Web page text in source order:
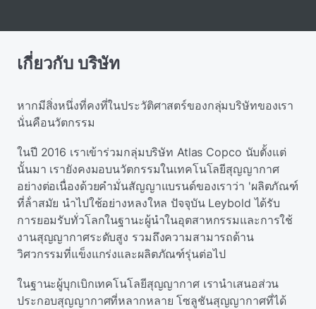
เกี่ยวกับ บริษัท
หากมีสิ่งหนึ่งที่คงที่ในประวัติศาสตร์ของกลุ่มบริษัทของเรา
นั่นคือนวัตกรรม
ในปี 2016 เราเข้าร่วมกลุ่มบริษัท Atlas Copco นับตั้งแต่
นั้นมา เรายังคงมอบนวัตกรรมในเทคโนโลยีสุญญากาศ
อย่างต่อเนื่องด้วยคํามั่นสัญญาแบรนด์ของเราว่า 'ผลิตภัณฑ์
ที่ล้ําสมัย นําไปใช้อย่างหลงใหล ปัจจุบัน Leybold ได้รับ
การยอมรับทั่วโลกในฐานะผู้นําในอุตสาหกรรมและการใช้
งานสุญญากาศระดับสูง รวมถึงความสามารถด้าน
วิศวกรรมที่แข็งแกร่งและผลิตภัณฑ์รุ่นต่อไป
ในฐานะผู้บุกเบิกเทคโนโลยีสุญญากาศ เรานําเสนอส่วน
ประกอบสุญญากาศที่หลากหลาย โซลูชันสุญญากาศที่ได้